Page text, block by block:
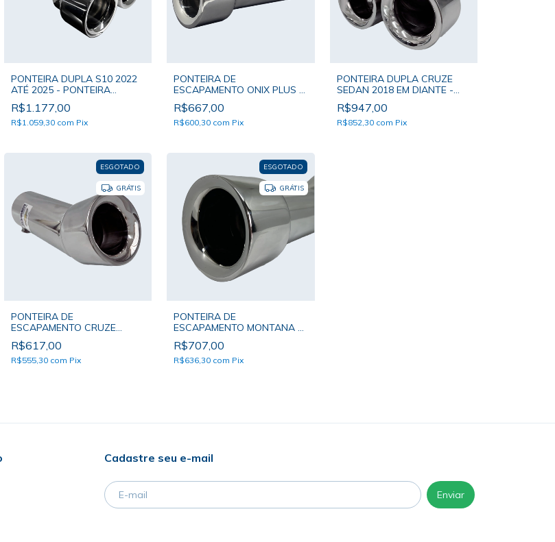
PONTEIRA DUPLA S10 2022
ATÉ 2025 - PONTEIRA
SOAMER BOCAL DUPLO
R$1.177,00
R$1.059,30 com Pix
PONTEIRA DE
ESCAPAMENTO ONIX PLUS -
PONTEIRA SOAMER BOCAL
ÚNICO
R$667,00
R$600,30 com Pix
PONTEIRA DUPLA CRUZE
SEDAN 2018 EM DIANTE -
PONTEIRA SOAMER BOCAL
DUPLO
R$947,00
R$852,30 com Pix
ESGOTADO
GRÁTIS
PONTEIRA DE
ESCAPAMENTO CRUZE
SEDAN 2018 EM DIANTE -
PONTEIRA SOAMER BOCAL
UNICO
R$617,00
R$555,30 com Pix
ESGOTADO
GRÁTIS
PONTEIRA DE
ESCAPAMENTO MONTANA -
PONTEIRA SOAMER DE
BOCAL ÚNICO
R$707,00
R$636,30 com Pix
Cadastre seu e-mail